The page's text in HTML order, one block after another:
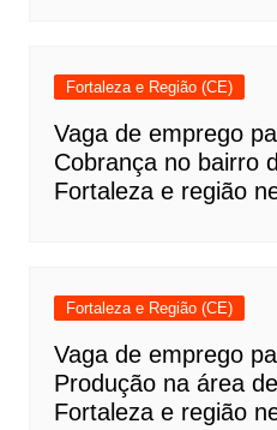
Fortaleza e Região (CE)
Vaga de emprego
Cobrança no bairro
Fortaleza e região
Fortaleza e Região (CE)
Vaga de emprego
Produção na área
Fortaleza e região